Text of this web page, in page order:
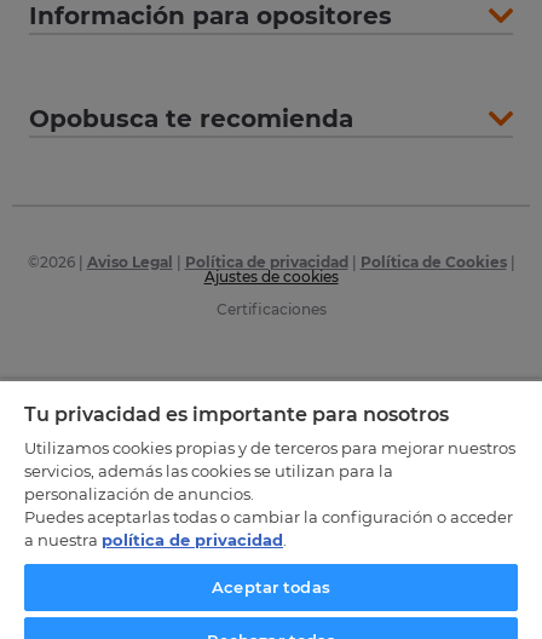
Información para opositores
Opobusca te recomienda
©2026| Aviso Legal Política de privacidad Política de Cookies|
Ajustes de cookies
Certificaciones
Tu privacidad es importante para nosotros
Utilizamos cookies propias y de terceros para mejorar nuestros
servicios, además las cookies se utilizan para la
personalización de anuncios.
Puedes aceptarlas todas o cambiar la configuración o acceder
a nuestra política de privacidad
Aceptar todas